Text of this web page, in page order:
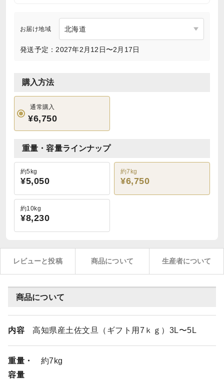
お届け地域
発送予定：2027年2月12日〜2月17日
購入方法
通常購入
¥6,750
重量・容量ラインナップ
約5kg
¥5,050
約7kg
¥6,750
約10kg
¥8,230
レビューと投稿 商品について 生産者について
商品について
内容 高知県産土佐文旦（ギフト用7ｋｇ）3L〜5L
重量・
容量
約7kg